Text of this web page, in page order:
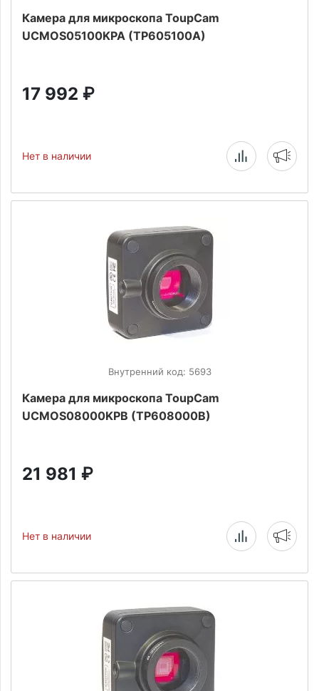
Камера для микроскопа ToupCam
UCMOS05100KPA (TP605100A)
17 992 ₽
Нет в наличии
Внутренний код: 5693
Камера для микроскопа ToupCam
UCMOS08000KPB (TP608000B)
21 981 ₽
Нет в наличии